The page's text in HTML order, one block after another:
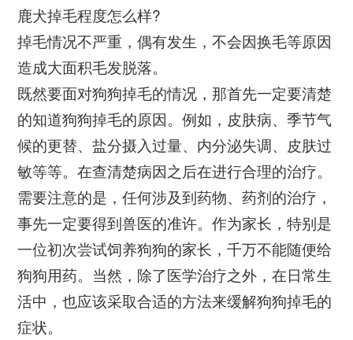
鹿犬掉毛程度怎么样?
掉毛情况不严重，偶有发生，不会因换毛等原因
造成大面积毛发脱落。
既然要面对狗狗掉毛的情况，那首先一定要清楚
的知道狗狗掉毛的原因。例如，皮肤病、季节气
候的更替、盐分摄入过量、内分泌失调、皮肤过
敏等等。在查清楚病因之后在进行合理的治疗。
需要注意的是，任何涉及到药物、药剂的治疗，
事先一定要得到兽医的准许。作为家长，特别是
一位初次尝试饲养狗狗的家长，千万不能随便给
狗狗用药。当然，除了医学治疗之外，在日常生
活中，也应该采取合适的方法来缓解狗狗掉毛的
症状。